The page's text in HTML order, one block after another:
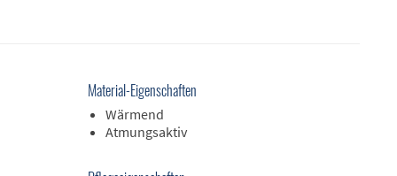
Material-Eigenschaften
Wärmend
Atmungsaktiv